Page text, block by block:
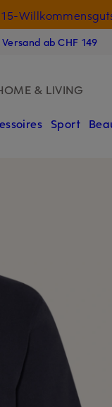
15-
ab CHF 149
& LIVING
Sport